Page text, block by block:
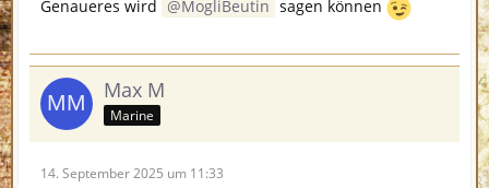
Genaueres wird
MogliBeutin sagen können
Max M
Marine
14. September 2025 um 11:33